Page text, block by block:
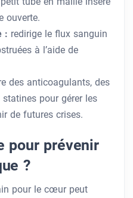
ouverte.
: redirige le flux sanguin
à l’aide de
des anticoagulants, des
pour gérer les
de futures crises.
pour prévenir
?
pour le cœur peut